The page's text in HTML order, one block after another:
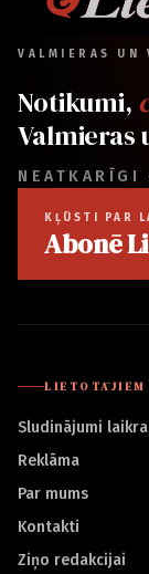
VALMIERAS UN
Notikumi,
Valmieras
NEATKARĪGI
KĻŪSTI PAR
Abonē
LIETOTĀJIEM
Sludinājumi
Reklāma
Par mums
Kontakti
Ziņo redakcijai